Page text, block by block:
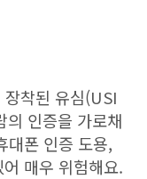
착된 유심(USI
의 인증을 가로채
대폰 인증 도용,
매우 위험해요.